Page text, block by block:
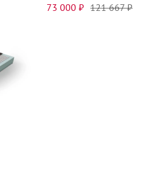
73 000 ₽ 121 667 ₽